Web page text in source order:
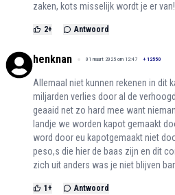
zaken, kots misselijk wordt je er van!
2+ Antwoord
henknan 01 maart 2025 om 12:47 + 12550
Allemaal niet kunnen rekenen in dit
miljarden verlies door al de
geaaid net zo hard mee want
landje we worden kapot gemaakt
word door eu kapotgemaakt niet
peso,s die hier de baas zijn en dit
zich uit anders was je niet blijven
1 + Antwoord